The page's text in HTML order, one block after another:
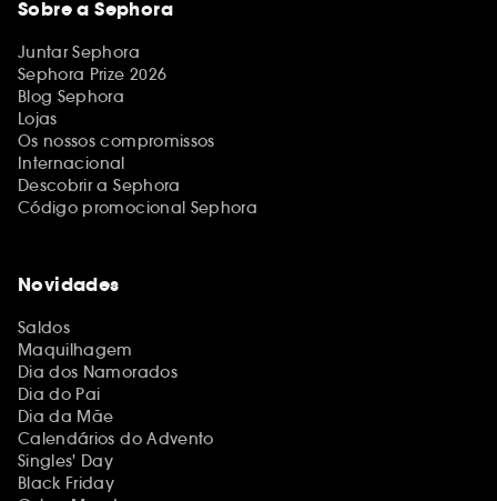
Sobre a Sephora
Juntar Sephora
Sephora Prize 2026
Blog Sephora
Lojas
Os nossos compromissos
Internacional
Descobrir a Sephora
Código promocional Sephora
Novidades
Saldos
Maquilhagem
Dia dos Namorados
Dia do Pai
Dia da Mãe
Calendários do Advento
Singles' Day
Black Friday